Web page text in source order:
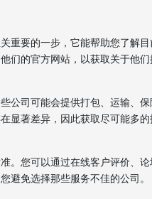
重要的一步，它能帮助您了解
们的官方网站，以获取关于他
公司可能会提供打包、运输、
显著差异，因此获取尽可能多
。您可以通过在线客户评价、
避免选择那些服务不佳的公司。